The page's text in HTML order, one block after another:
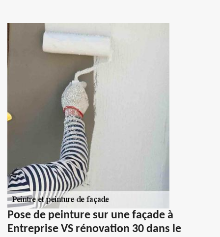
Pose de peinture sur une façade à
Entreprise VS rénovation 30 dans le